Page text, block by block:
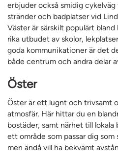
erbjuder också smidig
stränder och badplatser vid
Väster är särskilt populärt
rika utbudet av skolor,
goda kommunikationer är det
både centrum och andra delar
Öster
Öster är ett lugnt och trivsamt
atmosfär. Här hittar du en
bostäder, samt närhet till
ett område som passar dig
men ändå vill ha bekvämt